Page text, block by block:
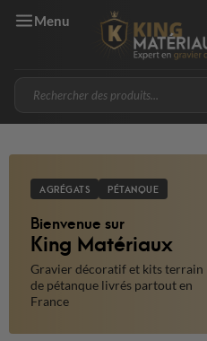
Menu
AGRÉGATS PÉTANQUE
Bienvenue sur
King Matériaux
Gravier décoratif et kits terrain
de pétanque livrés partout en
France